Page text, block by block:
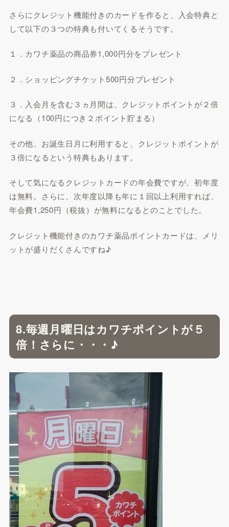
さらにクレジット機能付きのカードを作ると、入会特典と
して以下の３つの特典も付いてくるそうです。
１．カワチ薬品の商品券1,000円分をプレゼント
２．ショッピングチケット500円分プレゼント
３．入会月を含む３ヵ月間は、クレジットポイントが２倍
になる（100円につき２ポイント貯まる）
その他、お誕生日月に利用すると、クレジットポイントが
３倍になるという特典もあります。
そして気になるクレジットカードの年会費ですが、初年度
は無料。さらに、次年度以降も年に１回以上利用すれば、
年会費1,250円（税抜）が無料になるとのことでした。
クレジット機能付きのカワチ薬品ポイントカードは、メリ
ットが盛りだくさんですね♪
8.毎週月曜日はカワチポイントが５
倍！さらに・・・♪